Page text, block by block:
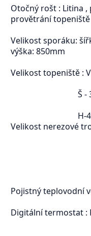
Otočný rošt : Litina
provětrání topeniště
Velikost sporáku:
výška: 850mm
Velikost topeniště :
Š -
H-
Velikost nerezové
Š -
H-
Pojistný teplovodní
Digitální termostat :